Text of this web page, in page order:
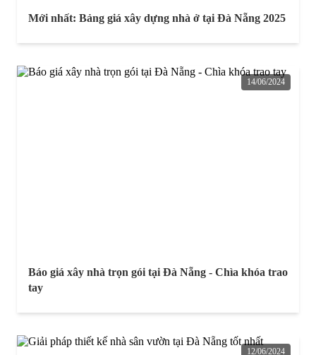
Mới nhất: Bảng giá xây dựng nhà ở tại Đà Nẵng 2025
14/06/2024
Báo giá xây nhà trọn gói tại Đà Nẵng - Chìa khóa trao
tay
12/06/2024